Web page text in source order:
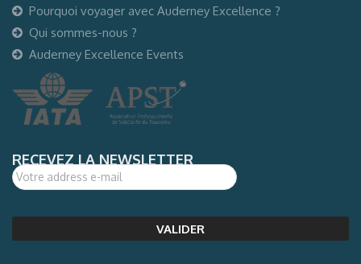
Pourquoi voyager avec Auderney Excellence ?
Qui sommes-nous ?
Auderney Excellence Events
RECEVEZ LA NEWSLETTER